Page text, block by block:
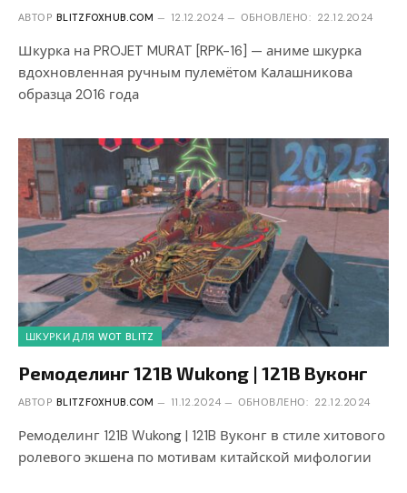
АВТОР BLITZFOXHUB.COM 12.12.2024 ОБНОВЛЕНО: 22.12.2024
Шкурка на PROJET MURAT [RPK-16] — аниме шкурка
вдохновленная ручным пулемётом Калашникова
образца 2016 года
ШКУРКИ ДЛЯ WOT BLITZ
Ремоделинг 121B Wukong | 121B Вуконг
АВТОР BLITZFOXHUB.COM 11.12.2024 ОБНОВЛЕНО: 22.12.2024
Ремоделинг 121B Wukong | 121B Вуконг в стиле хитового
ролевого экшена по мотивам китайской мифологии